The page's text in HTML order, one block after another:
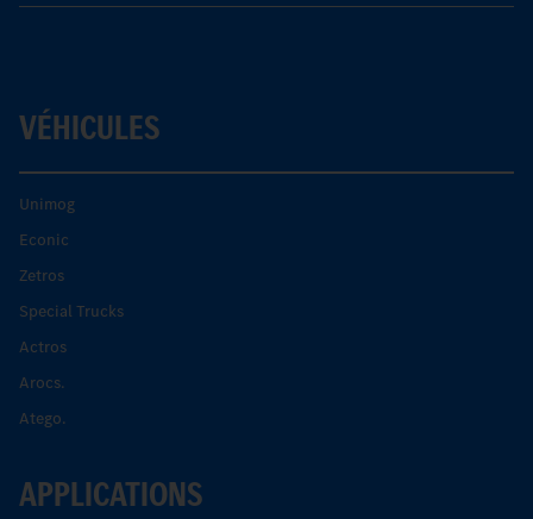
VÉHICULES
Unimog
Econic
Zetros
Special Trucks
Actros
Arocs.
Atego.
APPLICATIONS